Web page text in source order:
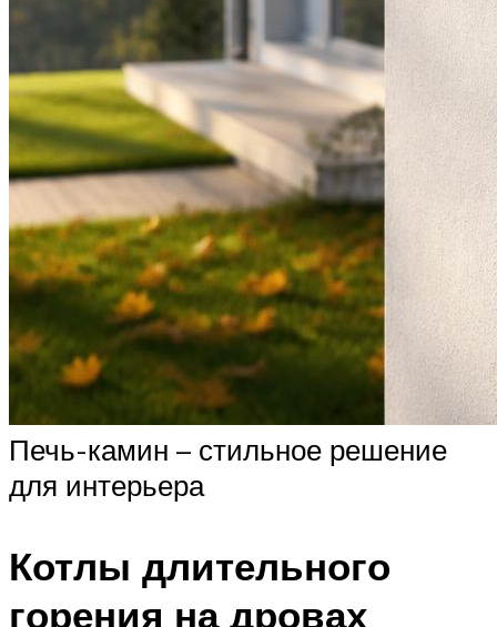
Печь-камин – стильное решение
для интерьера
Котлы длительного
горения на дровах